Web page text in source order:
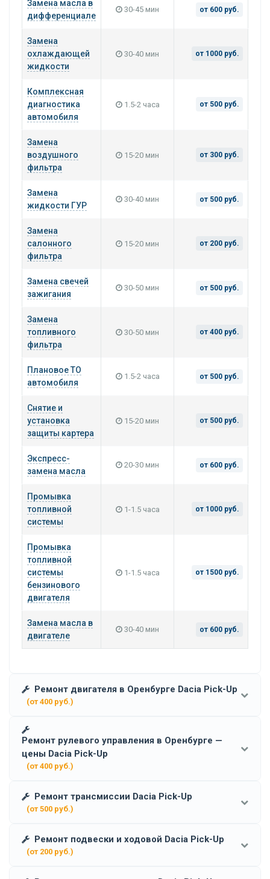
Замена масла в
дифференциале
30-45 мин от 600 руб.
Замена
охлаждающей
жидкости
30-40 мин от 1000 руб.
Комплексная
диагностика
автомобиля
1.5-2 часа от 500 руб.
Замена
воздушного
фильтра
15-20 мин от 300 руб.
Замена
жидкости ГУР
30-40 мин от 500 руб.
Замена
салонного
фильтра
15-20 мин от 200 руб.
Замена свечей
зажигания
30-50 мин от 500 руб.
Замена
топливного
фильтра
30-50 мин от 400 руб.
Плановое ТО
автомобиля
1.5-2 часа от 500 руб.
Снятие и
установка
защиты картера
15-20 мин от 500 руб.
Экспресс-
замена масла
20-30 мин от 600 руб.
Промывка
топливной
системы
1-1.5 часа от 1000 руб.
Промывка
топливной
системы
бензинового
двигателя
1-1.5 часа от 1500 руб.
Замена масла в
двигателе
30-40 мин от 600 руб.
Ремонт двигателя в Оренбурге Dacia Pick-Up
(от 400 руб.)
Ремонт рулевого управления в Оренбурге —
цены Dacia Pick-Up
(от 400 руб.)
Ремонт трансмиссии Dacia Pick-Up
(от 500 руб.)
Ремонт подвески и ходовой Dacia Pick-Up
(от 200 руб.)